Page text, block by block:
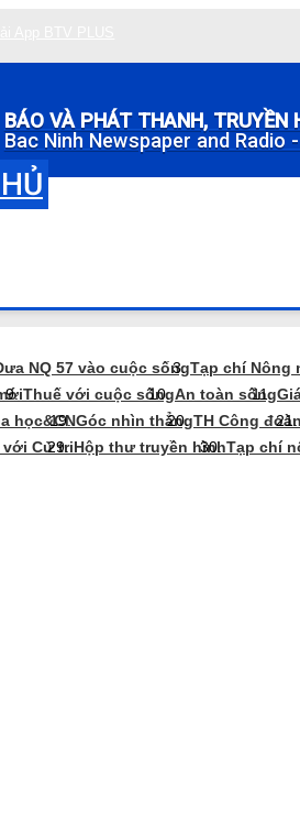
BÁO VÀ PHÁT THANH, TRUYỀN
Bac Ninh Newspaper and Radio
NQ 57 vào cuộc sốngTạp chí Nông
Thuế với cuộc sốngAn toàn sống
học&CNGóc nhìn thẳngTH Công đoàn
với Cử triHộp thư truyền hìnhTạp chí